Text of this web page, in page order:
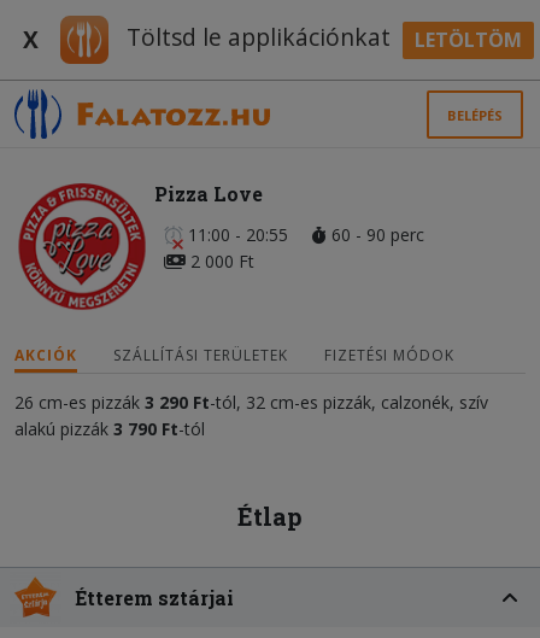
X Töltsd le applikációnkat LETÖLTÖM
BELÉPÉS
Pizza Love
11:00 - 20:55
60 - 90 perc
2 000 Ft
AKCIÓK SZÁLLÍTÁSI TERÜLETEK FIZETÉSI MÓDOK
26 cm-es pizzák 3 290 Ft-tól, 32 cm-es pizzák, calzonék, szív
alakú pizzák 3 790 Ft-tól
Étlap
Étterem sztárjai